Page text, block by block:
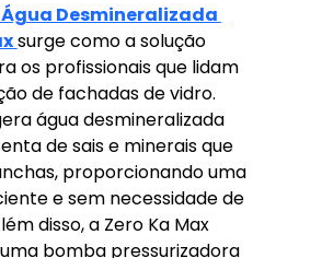
Água Desmineralizada
surge como a solução
os profissionais que lidam
de fachadas de vidro.
água desmineralizada
de sais e minerais que
proporcionando uma
e sem necessidade de
disso, a Zero Ka Max
bomba pressurizadora